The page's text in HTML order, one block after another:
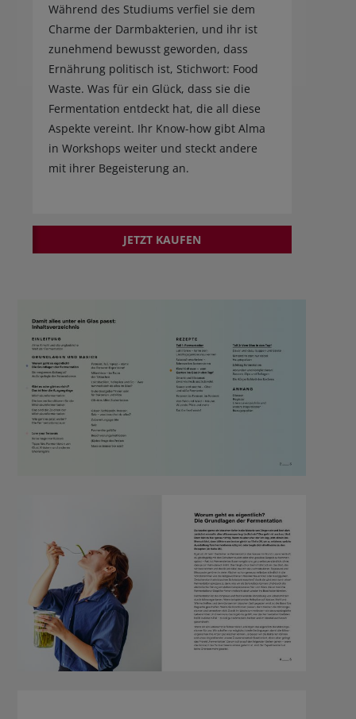
Während des Studiums verfiel sie dem
Charme der Darmbakterien, und ihr ist
zunehmend bewusst geworden, dass
Ernährung politisch ist, Stichwort: Food
Waste. Was für ein Glück, dass sie die
Fermentation entdeckt hat, die all diese
Aspekte vereint. Ihr Know-how gibt Alma
in Workshops weiter und steckt andere
mit ihrer Begeisterung an.
JETZT KAUFEN